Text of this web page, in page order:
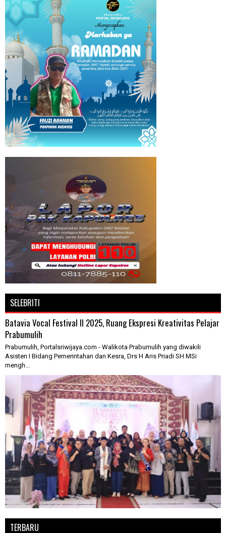
SELEBRITI
Batavia Vocal Festival II 2025, Ruang Ekspresi Kreativitas Pelajar
Prabumulih
Prabumulih, Portalsriwijaya.com - Walikota Prabumulih yang diwakili
Asisten I Bidang Pemerintahan dan Kesra, Drs H Aris Priadi SH MSi
mengh...
TERBARU